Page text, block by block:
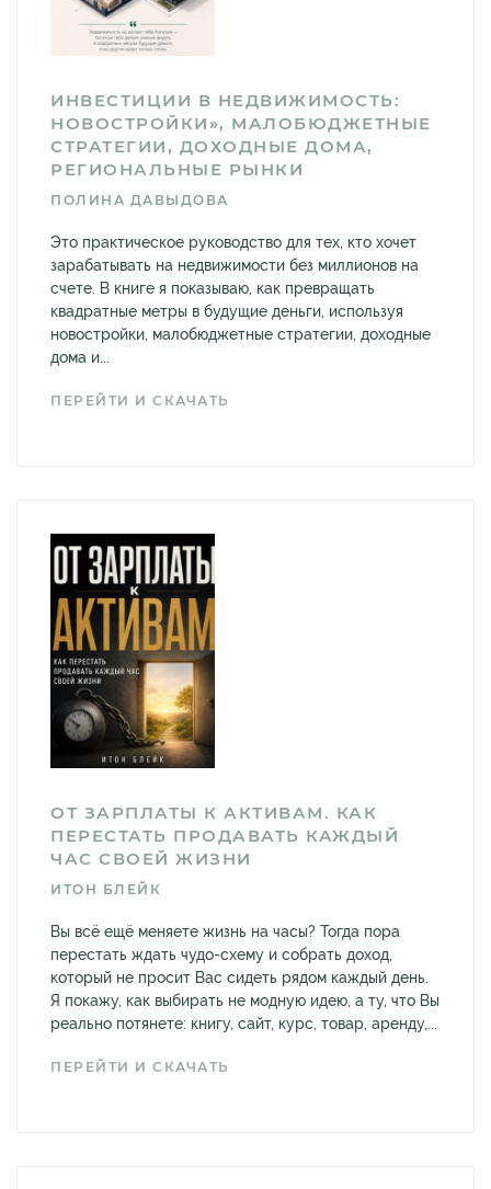
ИНВЕСТИЦИИ В НЕДВИЖИМОСТЬ:
НОВОСТРОЙКИ», МАЛОБЮДЖЕТНЫЕ
СТРАТЕГИИ, ДОХОДНЫЕ ДОМА,
РЕГИОНАЛЬНЫЕ РЫНКИ
ПОЛИНА ДАВЫДОВА
Это практическое руководство для тех, кто хочет
зарабатывать на недвижимости без миллионов на
счете. В книге я показываю, как превращать
квадратные метры в будущие деньги, используя
новостройки, малобюджетные стратегии, доходные
дома и...
ПЕРЕЙТИ И СКАЧАТЬ
ОТ ЗАРПЛАТЫ К АКТИВАМ. КАК
ПЕРЕСТАТЬ ПРОДАВАТЬ КАЖДЫЙ
ЧАС СВОЕЙ ЖИЗНИ
ИТОН БЛЕЙК
Вы всё ещё меняете жизнь на часы? Тогда пора
перестать ждать чудо-схему и собрать доход,
который не просит Вас сидеть рядом каждый день.
Я покажу, как выбирать не модную идею, а ту, что Вы
реально потянете: книгу, сайт, курс, товар, аренду,...
ПЕРЕЙТИ И СКАЧАТЬ